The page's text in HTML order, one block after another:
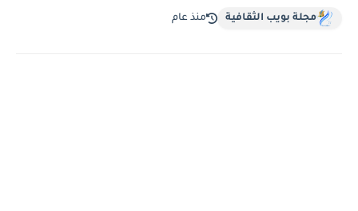
مجلة بويب الثقافية منذ عام